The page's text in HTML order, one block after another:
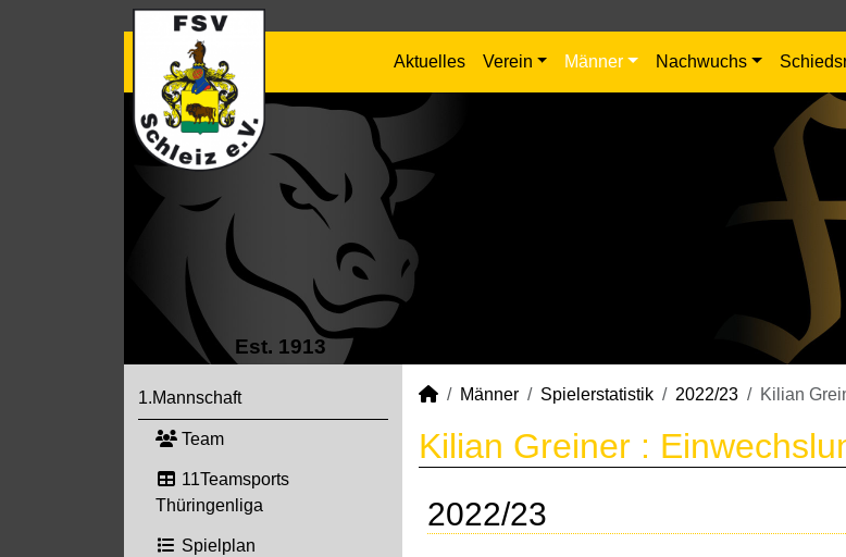
Aktuelles Verein Männer Nachwuchs
Est. 1913
1.Mannschaft
Team
11Teamsports
Thüringenliga
Spielplan
Männer Spielerstatistik 2022/23 Kilian
Kilian Greiner :
2022/23